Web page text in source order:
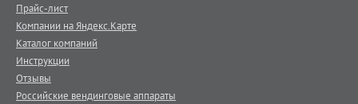
Прайс-лист
Компании на Яндекс.Карте
Каталог компаний
Инструкции
Отзывы
Российские вендинговые аппараты